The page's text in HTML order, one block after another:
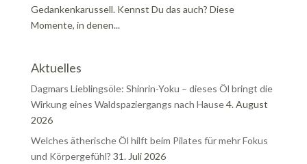
Gedankenkarussell. Kennst Du das auch? Diese
Momente, in denen...
Aktuelles
Dagmars Lieblingsöle: Shinrin-Yoku – dieses Öl bringt die
Wirkung eines Waldspaziergangs nach Hause4. August
2026
Welches ätherische Öl hilft beim Pilates für mehr Fokus
und Körpergefühl? 31. Juli 2026